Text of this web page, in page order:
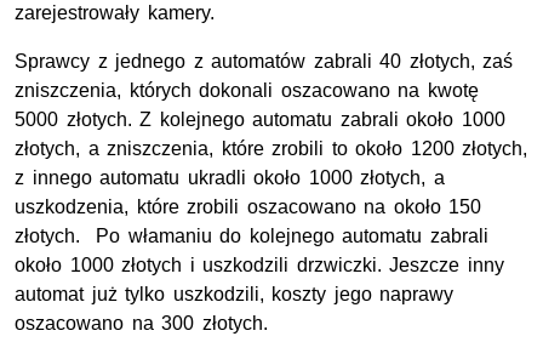
zarejestrowały kamery.
Sprawcy z jednego z automatów zabrali 40 złotych, zaś
zniszczenia, których dokonali oszacowano na kwotę
5000 złotych. Z kolejnego automatu zabrali około 1000
złotych, a zniszczenia, które zrobili to około 1200 złotych,
z innego automatu ukradli około 1000 złotych, a
uszkodzenia, które zrobili oszacowano na około 150
złotych. Po włamaniu do kolejnego automatu zabrali
około 1000 złotych i uszkodzili drzwiczki. Jeszcze inny
automat już tylko uszkodzili, koszty jego naprawy
oszacowano na 300 złotych.